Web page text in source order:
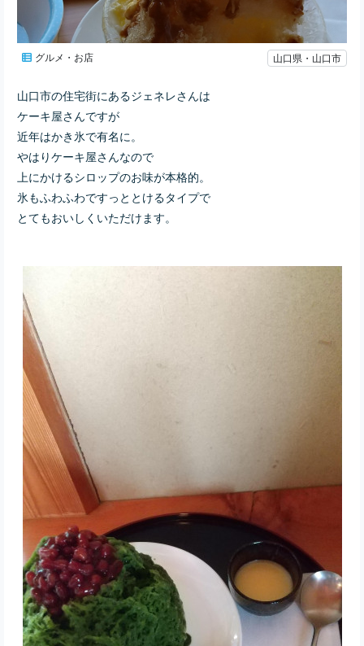
グルメ・お店 山口県・山口市
山口市の住宅街にあるジェネレさんは
ケーキ屋さんですが
近年はかき氷で有名に。
やはりケーキ屋さんなので
上にかけるシロップのお味が本格的。
氷もふわふわですっととけるタイプで
とてもおいしくいただけます。